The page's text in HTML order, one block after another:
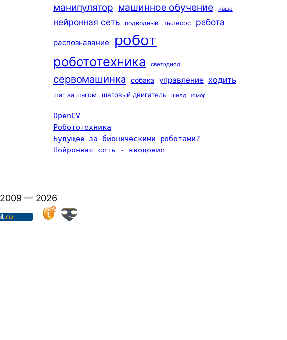
манипулятор машинное обучение наше
нейронная сеть подводный пылесос работа
распознавание робот
робототехника светодиод
сервомашинка собака управление ходить
шаг за шагом шаговый двигатель шилд юмор
OpenCV
Робототехника
Будущее за бионическими роботами?
Нейронная сеть - введение
— 2026